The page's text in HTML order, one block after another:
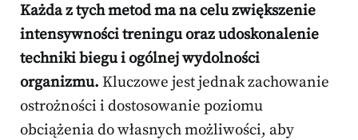
Każda z tych metod ma na celu zwiększenie
intensywności treningu oraz udoskonalenie
techniki biegu i ogólnej wydolności
organizmu. Kluczowe jest jednak zachowanie
ostrożności i dostosowanie poziomu
obciążenia do własnych możliwości, aby